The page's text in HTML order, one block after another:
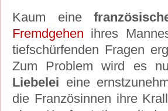
Kaum eine
Fremdgehen ihres
tiefschürfenden Fragen
Zum Problem wird es
Liebelei eine
die Französinnen ihre